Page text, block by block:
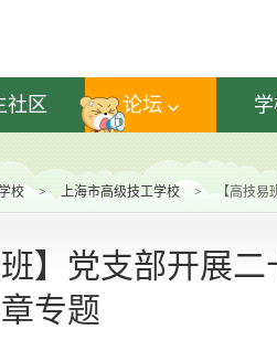
社区 论坛
校 > 上海市高级技工学校 > 【高技易
班】党支部开展
专题